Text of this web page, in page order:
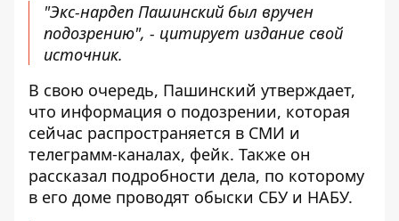
"Экс-нардеп Пашинский был вручен
подозрению", - цитирует издание свой
источник.
В свою очередь, Пашинский утверждает,
что информация о подозрении, которая
сейчас распространяется в СМИ и
телеграмм-каналах, фейк. Также он
рассказал подробности дела, по которому
в его доме проводят обыски СБУ и НАБУ.